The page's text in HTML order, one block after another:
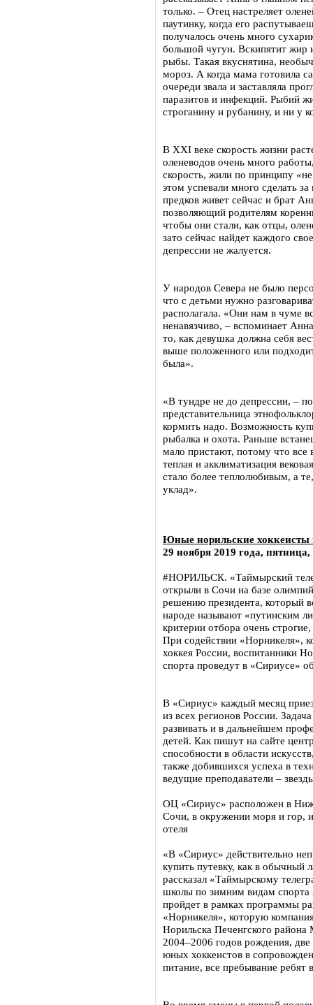
только. – Отец настреляет
паутинку, когда его
получалось очень много
большой чугун. Вскипятит жир
рыбы. Такая вкуснятина,
мороз. А когда мама готовила
очереди звала и заставляла
паразитов и инфекций. Рыбий
строганину и рубанину, и ни у
В XXI веке скорость жизни
оленеводов очень много
скорость, жили по принципу
этом успевали много сделать
предков живет сейчас и брат
позволяющий родителям
чтобы они стали, как отцы,
зато сейчас найдет каждого
депрессии не жалуется.
У народов Севера не было
что с детьми нужно
располагала. «Они нам в чуме
ненавязчиво, – вспоминает
то, как девушка должна себя
выше положенного или
была».
«В тундре не до депрессии, –
представительница
кормить надо. Возможность
рыбалка и охота. Раньше
мало пристают, потому что все
теплая и акклиматизация
стало более теплолюбивым, а
уклад».
Юные норильские хоккеисты
29 ноября 2019 года, пятница,
#НОРИЛЬСК. «Таймырский
открыли в Сочи на базе
решению президента, который
народе называют «путинским
критерии отбора очень
При содействии «Норникеля»,
хоккея России, воспитанники
спорта проведут в «Сириусе»
В «Сириус» каждый месяц
из всех регионов России.
развивать и в дальнейшем
детей. Как пишут на сайте
способности в области
также добившихся успеха в
ведущие преподаватели –
ОЦ «Сириус» расположен в
Сочи, в окружении моря и гор,
отеля
«В «Сириус» действительно
купить путевку, как в обычный
рассказал «Таймырскому
школы по зимним видам
пройдет в рамках программы
«Норникеля», которую
Норильска Печенгского
2004–2006 годов рождения,
юных хоккеистов в
питание, все пребывание ребят